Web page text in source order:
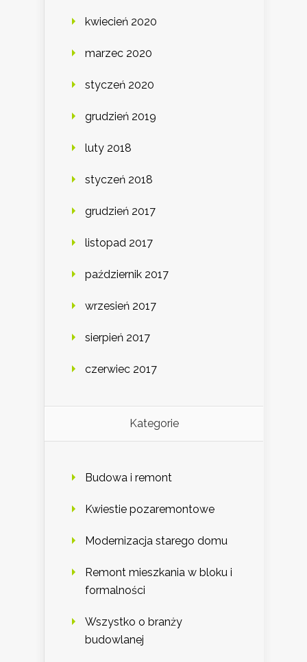
kwiecień 2020
marzec 2020
styczeń 2020
grudzień 2019
luty 2018
styczeń 2018
grudzień 2017
listopad 2017
październik 2017
wrzesień 2017
sierpień 2017
czerwiec 2017
Kategorie
Budowa i remont
Kwiestie pozaremontowe
Modernizacja starego domu
Remont mieszkania w bloku i
formalności
Wszystko o branży
budowlanej